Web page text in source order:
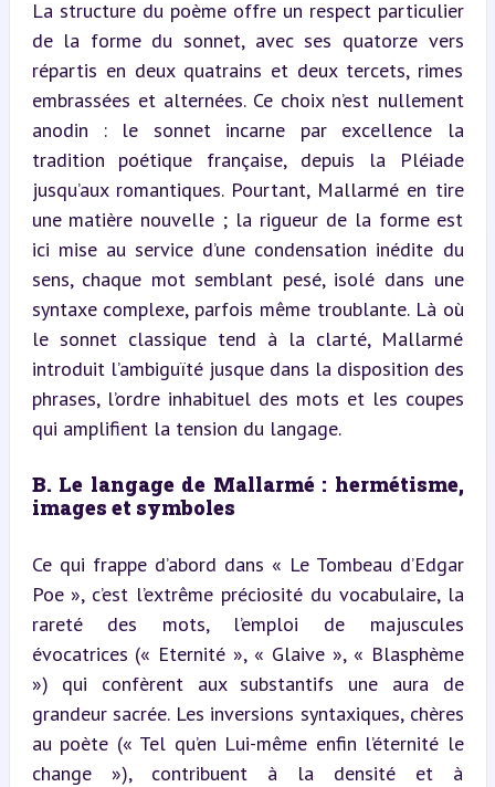
La structure du poème offre un respect particulier
de la forme du sonnet, avec ses quatorze vers
répartis en deux quatrains et deux tercets, rimes
embrassées et alternées. Ce choix n’est nullement
anodin : le sonnet incarne par excellence la
tradition poétique française, depuis la Pléiade
jusqu’aux romantiques. Pourtant, Mallarmé en tire
une matière nouvelle ; la rigueur de la forme est
ici mise au service d’une condensation inédite du
sens, chaque mot semblant pesé, isolé dans une
syntaxe complexe, parfois même troublante. Là où
le sonnet classique tend à la clarté, Mallarmé
introduit l’ambiguïté jusque dans la disposition des
phrases, l’ordre inhabituel des mots et les coupes
qui amplifient la tension du langage.
B. Le langage de Mallarmé : hermétisme,
images et symboles
Ce qui frappe d’abord dans « Le Tombeau d’Edgar
Poe », c’est l’extrême préciosité du vocabulaire, la
rareté des mots, l’emploi de majuscules
évocatrices (« Eternité », « Glaive », « Blasphème
») qui confèrent aux substantifs une aura de
grandeur sacrée. Les inversions syntaxiques, chères
au poète (« Tel qu’en Lui-même enfin l’éternité le
change »), contribuent à la densité et à